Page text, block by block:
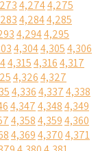
4,2744,275
4,2844,285
4,2944,295
4,3044,3054,306
4,3154,3164,317
4,3264,327
4,3364,3374,338
4,3474,3484,349
4,3584,3594,360
4,3694,3704,371